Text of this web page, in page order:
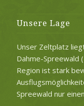
Unsere Lage
Unser Zeltplatz
Dahme-Spreewald
Region ist stark
Spreewald nur